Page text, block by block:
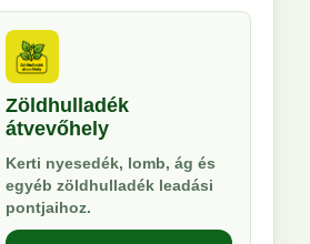
Zöldhulladék
átvevőhely
Kerti nyesedék, lomb, ág és
egyéb zöldhulladék leadási
pontjaihoz.